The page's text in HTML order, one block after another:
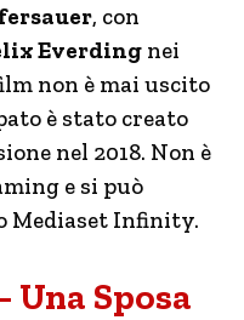
, con
Everding nei
non è mai uscito
è stato creato
nel 2018. Non è
e si può
Mediaset Infinity.
Sposa